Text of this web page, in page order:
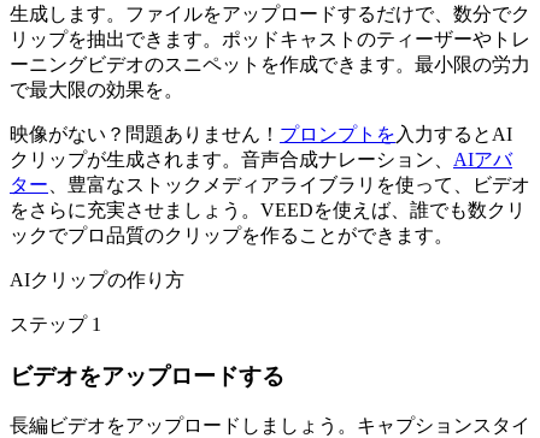
生成します。ファイルをアップロードするだけで、数分でク
リップを抽出できます。ポッドキャストのティーザーやトレ
ーニングビデオのスニペットを作成できます。最小限の労力
で最大限の効果を。
映像がない？問題ありません！ プロンプトを 入力するとAI
クリップが生成されます。音声合成ナレーション、 AIアバ
ター 、豊富なストックメディアライブラリを使って、ビデオ
をさらに充実させましょう。VEEDを使えば、誰でも数クリ
ックでプロ品質のクリップを作ることができます。
AIクリップの作り方
ステップ 1
ビデオをアップロードする
長編ビデオをアップロードしましょう。キャプションスタイ